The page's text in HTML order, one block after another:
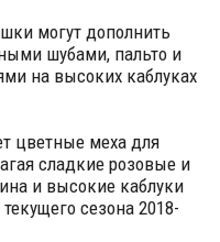
могут дополнить
шубами, пальто и
на высоких каблуках
цветные меха для
сладкие розовые и
и высокие каблуки
сезона 2018-